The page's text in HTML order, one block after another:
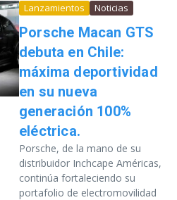
Lanzamientos Noticias
Porsche Macan GTS
debuta en Chile:
máxima deportividad
en su nueva
generación 100%
eléctrica.
Porsche, de la mano de su
distribuidor Inchcape Américas,
continúa fortaleciendo su
portafolio de electromovilidad